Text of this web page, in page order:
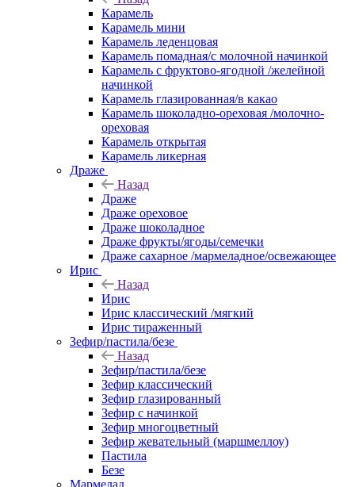
Карамель
Карамель мини
Карамель леденцовая
Карамель помадная/с молочной начинкой
Карамель с фруктово-ягодной /желейной
начинкой
Карамель глазированная/в какао
Карамель шоколадно-ореховая /молочно-
ореховая
Карамель открытая
Карамель ликерная
Драже
Назад
Драже
Драже ореховое
Драже шоколадное
Драже фрукты/ягоды/семечки
Драже сахарное /мармеладное/освежающее
Ирис
Назад
Ирис
Ирис классический /мягкий
Ирис тираженный
Зефир/пастила/безе
Назад
Зефир/пастила/безе
Зефир классический
Зефир глазированный
Зефир с начинкой
Зефир многоцветный
Зефир жевательный (маршмеллоу)
Пастила
Безе
Мармелад